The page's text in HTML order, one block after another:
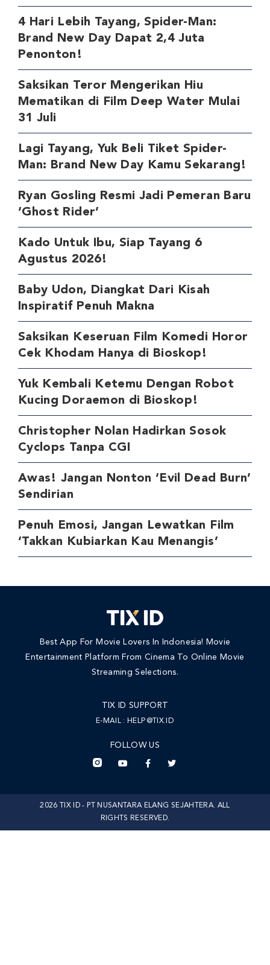
4 Hari Lebih Tayang, Spider-Man:
Brand New Day Dapat 2,4 Juta
Penonton!
Saksikan Teror Mengerikan Hiu
Mematikan di Film Deep Water Mulai
31 Juli
Lagi Tayang, Yuk Beli Tiket Spider-
Man: Brand New Day Kamu Sekarang!
Ryan Gosling Resmi Jadi Pemeran Baru
‘Ghost Rider’
Kado Untuk Ibu, Siap Tayang 6
Agustus 2026!
Baby Udon, Diangkat Dari Kisah
Inspiratif Penuh Makna
Saksikan Keseruan Film Komedi Horor
Cek Khodam Hanya di Bioskop!
Yuk Kembali Ketemu Dengan Robot
Kucing Doraemon di Bioskop!
Christopher Nolan Hadirkan Sosok
Cyclops Tanpa CGI
Awas! Jangan Nonton ‘Evil Dead Burn’
Sendirian
Penuh Emosi, Jangan Lewatkan Film
‘Takkan Kubiarkan Kau Menangis’
Best App For Movie Lovers In Indonesia! Movie
Entertainment Platform From Cinema To Online Movie
Streaming Selections.
TIX ID SUPPORT
E-MAIL : HELP@TIX.ID
FOLLOW US
2026 TIX ID - PT NUSANTARA ELANG SEJAHTERA. ALL
RIGHTS RESERVED.